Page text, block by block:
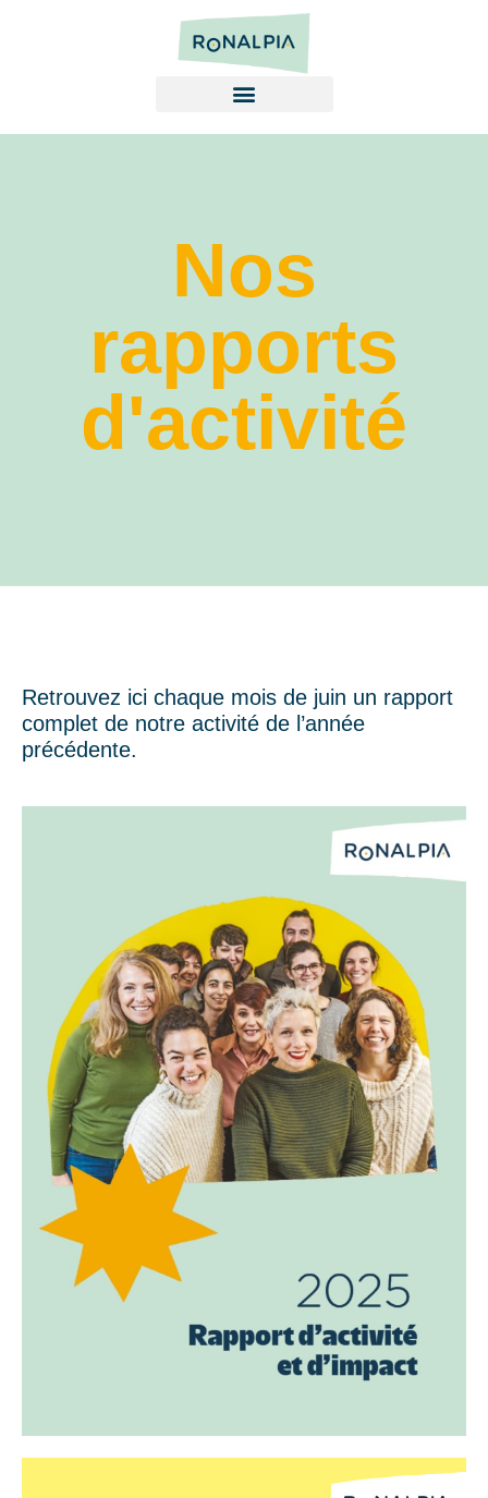
Nos
rapports
d'activité
Retrouvez ici chaque mois de juin un rapport
complet de notre activité de l’année
précédente.